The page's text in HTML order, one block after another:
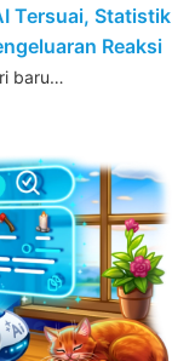
Tersuai, Statistik
Reaksi
baru…